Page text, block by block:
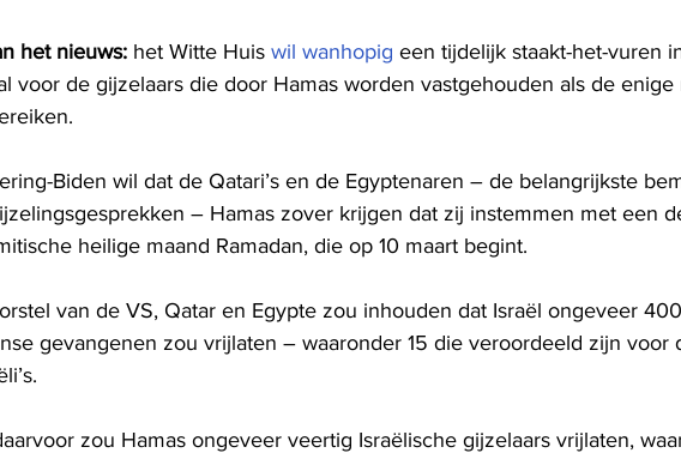
het nieuws: het Witte Huis wil wanhopig een tijdelijk staakt-het-vuren
voor de gijzelaars die door Hamas worden vastgehouden als de enige
Biden wil dat de Qatari’s en de Egyptenaren – de belangrijkste
– Hamas zover krijgen dat zij instemmen met een
heilige maand Ramadan, die op 10 maart begint.
van de VS, Qatar en Egypte zou inhouden dat Israël ongeveer 400
gevangenen zou vrijlaten – waaronder 15 die veroordeeld zijn voor
zou Hamas ongeveer veertig Israëlische gijzelaars vrijlaten,